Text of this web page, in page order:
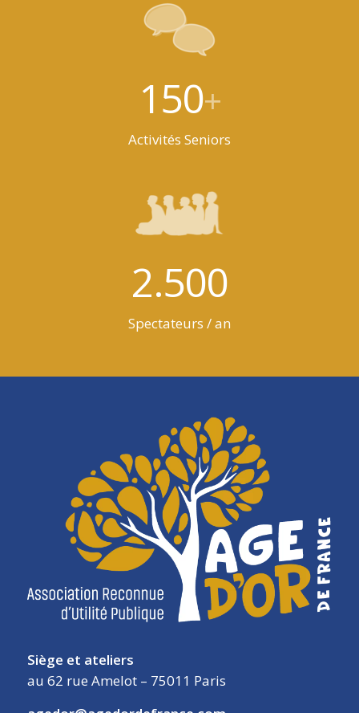
150+
Activités Seniors
2.500
Spectateurs / an
Siège et ateliers
au 62 rue Amelot – 75011 Paris